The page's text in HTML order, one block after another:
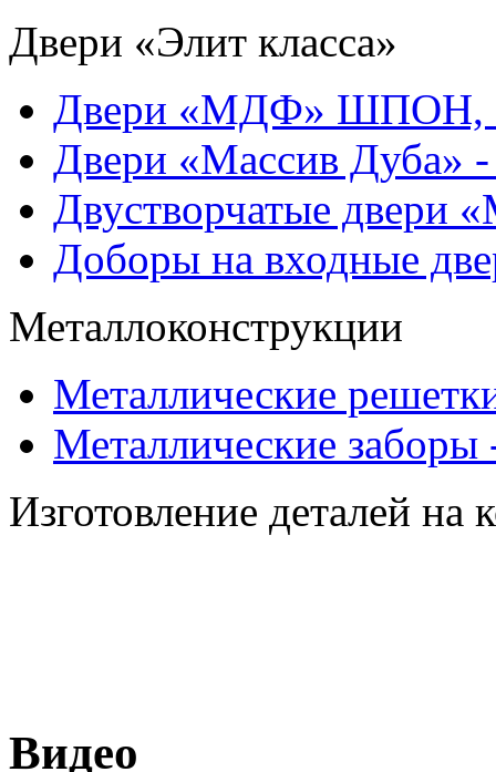
Двери «Элит класса»
Двери «МДФ» ШПОН,
Двери «Массив Дуба»
Двустворчатые
Доборы на входные
Металлоконструкции
Металлические
Металлические
Изготовление деталей
Видео